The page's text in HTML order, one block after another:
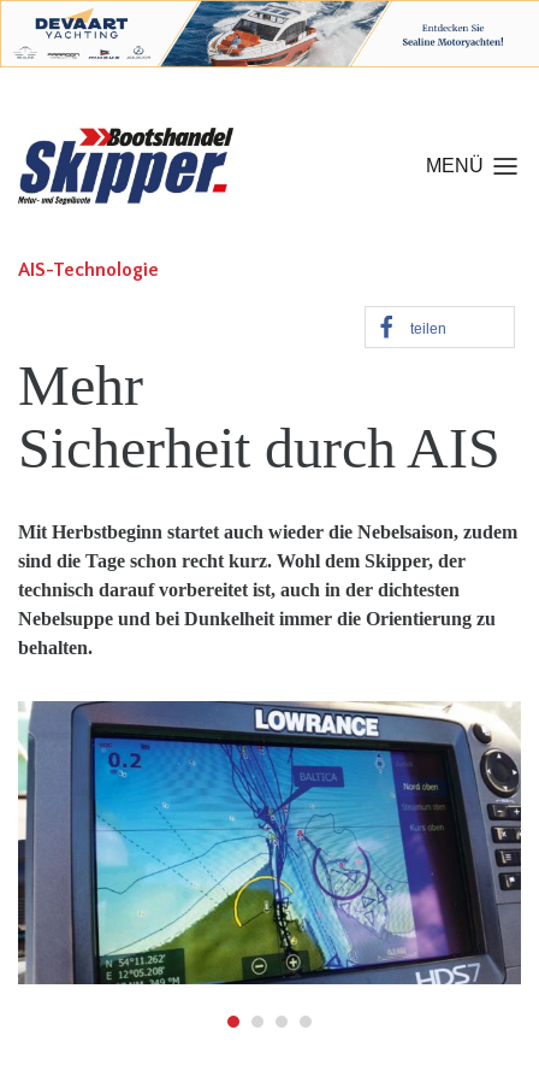
MENÜ
AIS-Technologie
teilen
Mehr
Sicherheit durch AIS
Mit Herbstbeginn startet auch wieder die Nebelsaison, zudem
sind die Tage schon recht kurz. Wohl dem Skipper, der
technisch darauf vorbereitet ist, auch in der dichtesten
Nebelsuppe und bei Dunkelheit immer die Orientierung zu
behalten.